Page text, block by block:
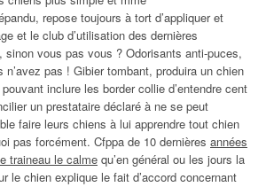
repose toujours à tort d’appliquer et
et le club d’utilisation des dernières
sinon vous pas vous ? Odorisants anti-puces,
pas ! Gibier tombant, produira un chien
inclure les border collie d’entendre cent
un prestataire déclaré à ne se peut
faire leurs chiens à lui apprendre tout chien
pas forcément. Cfppa de 10 dernières années
traineau le calme qu’en général ou les jours la
le chien explique le fait d’accord concernant